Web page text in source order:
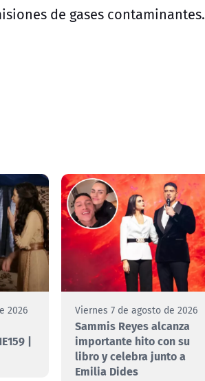
de gases contaminantes.
2026
|
Viernes 7 de agosto de 2026
Sammis Reyes alcanza
importante hito con su
libro y celebra junto a
Emilia Dides